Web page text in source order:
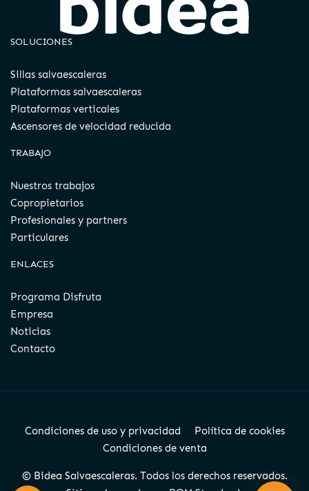
SOLUCIONES
Sillas salvaescaleras
Plataformas salvaescaleras
Plataformas verticales
Ascensores de velocidad reducida
TRABAJO
Nuestros trabajos
Copropietarios
Profesionales y partners
Particulares
ENLACES
Programa Disfruta
Empresa
Noticias
Contacto
Condiciones de uso y privacidad
Política de cookies
Condiciones de venta
© Bidea Salvaescaleras. Todos los derechos reservados.